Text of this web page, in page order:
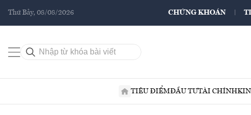
Thứ Bảy, 08/08/2026 CHỨNG KHOÁN
TIÊU ĐIỂMĐẦU TƯTÀI CHÍNH